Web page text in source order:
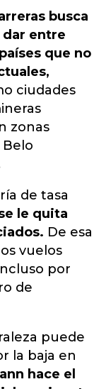
busca
entre
que no
ciudades
zonas
Belo
de tasa
le quita
De esa
vuelos
por
de
puede
la baja en
hace el